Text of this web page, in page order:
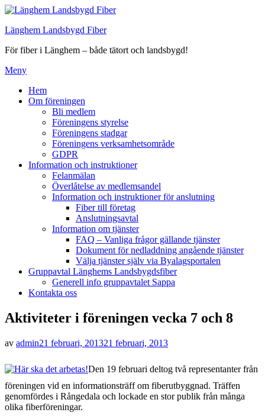
Hoppa
innehåll
Länghem Landsbygd Fiber
För fiber i Länghem – både tätort och landsbygd!
Meny
Hem
Om föreningen
Bli medlem
Föreningens styrelse
Föreningens stadgar
Föreningens verksamhetsområde
GDPR
Information och instruktioner
Felanmälan
Överlåtelse av medlemsandel
Information och instruktioner för anslutning
Fiber till företag
Anslutningsavtal
Information om tjänster
FAQ – Vanliga frågor gällande tjänster
Dokument för nedladdning angående tjänster
Välja tjänster själv via Byalagsportalen
Gruppavtal Länghems Landsbygdsfiber
Generell info gruppavtalet Sappa
Kontakta oss
Aktiviteter i föreningen vecka 7 och 8
av adminPublicerad
21 februari, 201321 februari, 2013
Den 19 februari deltog två representanter från
föreningen vid en informationsträff om fiberutbyggnad. Träffen
genomfördes i Rångedala och lockade en stor publik från många
olika fiberföreningar.